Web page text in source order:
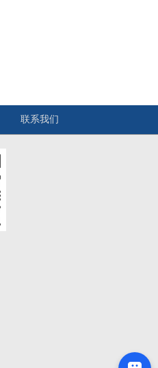
联系我们